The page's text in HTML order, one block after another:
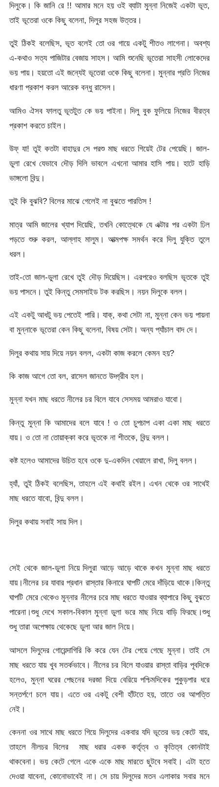
দিলুকে। কি জানি রে !! আমার মনে হয় ওই ব্যাটা মুন্না নিজেই একটা ভূত,
তাই ভূতেরা ওকে কিছু বলেনা, দিলুর সহজ উত্তর।
তুই ঠিকই বলেছিস, ভূত বলেই তো ওর গায়ে একটু শীতও লাগেনা। অবশ্য
এ-কথাও সত্য পাজিটার বেজায় সাহস। আমি শুনেছি ভূতেরা সাহসী লোকেদের
ভয় পায়। হয়তো এই জন্যেই ভূতেরা ওকে কিছু বলেনা। মুন্নার প্রতি নিজের
ধারণা প্রকাশ করল আরেক বন্ধু রাসেল।
আমিও ঐসব ফালতু ভূতটুত কে ভয় পাইনা। দিলু বুক ফুলিয়ে নিজের বীরত্ব
প্রকাশ করতে চাইল।
উফ্‌ যা! তুই কতটা বাহাদুর সে পরশু মাছ ধরতে গিয়েই টের পেয়েছি। জাল-
ডুলা রেখে যেভাবে দৌড় দিলি ভাবলে এখনো আমার হাসি পায়। হাটে হাড়ি
ভাঙ্গলো বিন্দু।
তুই কি বুঝবি? বিলের মাঝে গেলেই না বুঝতে পারতিস !
মাত্র আমি জালের খ্যাপ দিয়েছি, তখনি কোত্থেকে যে এক্টার পর একটা ঢিল
পড়তে শুরু করল, আল্লাহ মালুম। আত্মপক্ষ সমর্থন করে দিলু যুক্তি তুলে
ধরল।
তাই-তো জাল-ডুলা রেখে তুই দৌড় দিয়েছিস। এরপরেও বলছিস ভূতকে তুই
ভয় পাসনে। তুই কিন্তু সেমসাইড টক করছিস। নয়ন দিলুকে বলল।
এই একটু আধটু ভয় পেতেই পারি। যাক্‌, কথা সেটা না, ‌মুন্না কেন ভয় পায়না
বা মুন্নাকে ভূতেরা কেন কিছু বলেনা, বিষয় সেটা। অন্য প্যাঁচাল বাদ দে।
দিলুর কথায় সায় দিয়ে নয়ন বলল, একটা কাজ করলে কেমন হয়?
কি কাজ আগে তো বল, রাসেল জানতে উদ্গ্রীব হল।
মুন্না যখন মাছ ধরতে নীলের চর বিলে যাবে সেসময় আমরাও যাবো।
কিন্তু মুন্না কি আমাদের বলে যাবে ! ও তো চুপচাপ একা একা মাছ ধরতে
যায়। ও তো না তোয়াক্কা করে ভূতকে না শীতকে, বিন্দু বলল।
কষ্ট হলেও আমাদের উচিত হবে ওকে দু-একদিন খেয়ালে রাখা, দিলু বলল।
হ্যাঁ, তুই ঠিকই বলেছিস, তাহলে এই কথাই রইল। এখন থেকে ওর সাথেই
মাছ ধরতে যাবো, বিন্দু বলল।
দিলুর কথায় সবাই সায় দিল।
সেই থেকে জাল-ডুলা নিয়ে দিলুরা আড়ে আড়ে থাকে কখন মুন্না মাছ ধরতে
যায়।নীলের চর যাবার প্রধান রাস্তার কিনারে ঘাপটি মেরে দাঁড়িয়ে থাকে।কিন্তু
ঘাপটি মেরে থেকেও মুন্নার নীলের চরে মাছ ধরতে যাওয়ার ব্যাপারে কিছু বুঝতে
পারেনা।শুধু দেখে সকাল-বিকাল মুন্না ডুলা ভরে মাছ নিয়ে বাড়ি ফিরছে।শুধু
শুধু তারা অপেক্ষায় থেকেছে ডুলা আর জাল নিয়ে।
আসলে দিলুদের গোয়েন্দাগিরি কি করে যেন টের পেয়ে গেছে মুন্না। তাই সে
মাছ ধরতে যায় খুব সতর্কভাবে। নীলের চর বিলে যাওয়ার রাস্তা বাড়ির পূবদিকে
হলেও, মুন্না ঘরের পেছনের দরজা দিয়ে বেরিয়ে পশ্চিমদিকের পুকুড়পার ধরে
সন্তর্পণে চলে যায়। এতে ওর একটু বেশী হাঁটতে হয়, তাতে ওর আপত্তি
নেই।
কেননা ওর সাথে মাছ ধরতে গিয়ে দিলুদের একবার যদি ভূতের ভয় কেটে যায়,
তাহলে নীলচর বিলের মাছ ধরার একক কর্তৃত্ব ও কৃতিত্ব কোনটাই
থাকবেনা। ভয় কেটে গেলে একে একে মাছ মারতে ছুটবে সবাই। এটা হতে
দেওয়া যাবেনা, কোনোভাবেই না। সে চায় দিলুদের মতন এলাকার সবার মনে